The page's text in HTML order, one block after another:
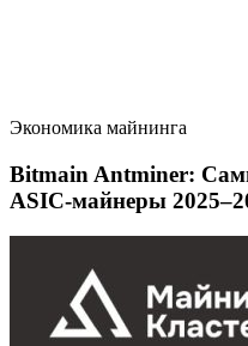
Экономика майнинга
Bitmain Antminer:
ASIC‑майнеры